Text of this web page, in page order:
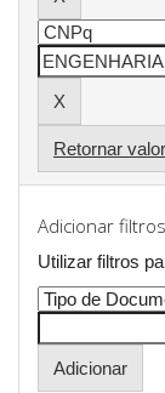
Retornar
Adicionar
Utilizar filtros